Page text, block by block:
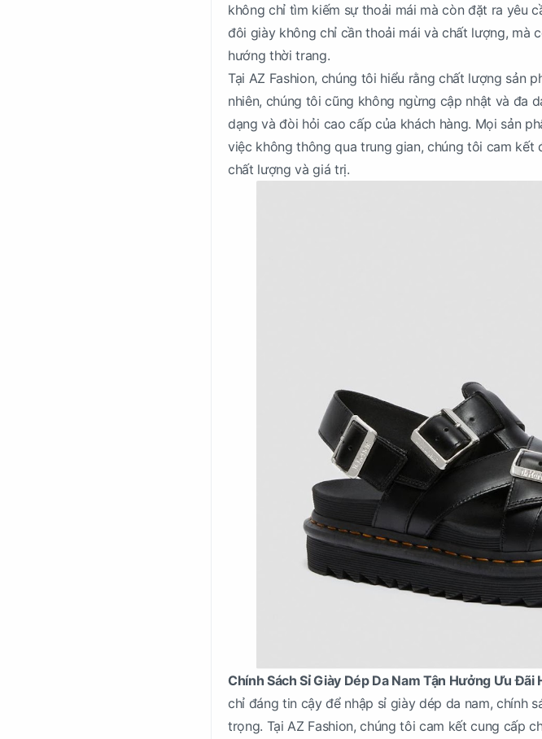
không chỉ tìm kiếm sự thoải mái mà còn đặt ra yêu
đôi giày không chỉ cần thoải mái và chất lượng, mà
hướng thời trang.
Tại AZ Fashion, chúng tôi hiểu rằng chất lượng sản
nhiên, chúng tôi cũng không ngừng cập nhật và đa
dạng và đòi hỏi cao cấp của khách hàng. Mọi sản
việc không thông qua trung gian, chúng tôi cam kết
chất lượng và giá trị.
Chính Sách Sỉ Giày Dép Da Nam Tận Hưởng Ưu Đãi
chỉ đáng tin cậy để nhập sỉ giày dép da nam, chính
trọng. Tại AZ Fashion, chúng tôi cam kết cung cấp